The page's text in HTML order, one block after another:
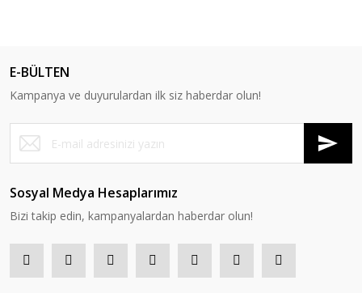
E-BÜLTEN
Kampanya ve duyurulardan ilk siz haberdar olun!
Sosyal Medya Hesaplarımız
Bizi takip edin, kampanyalardan haberdar olun!